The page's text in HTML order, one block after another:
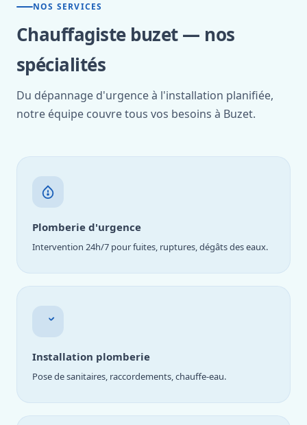
NOS SERVICES
Chauffagiste buzet — nos
spécialités
Du dépannage d'urgence à l'installation planifiée,
notre équipe couvre tous vos besoins à Buzet.
Plomberie d'urgence
Intervention 24h/7 pour fuites, ruptures, dégâts des eaux.
Installation plomberie
Pose de sanitaires, raccordements, chauffe-eau.